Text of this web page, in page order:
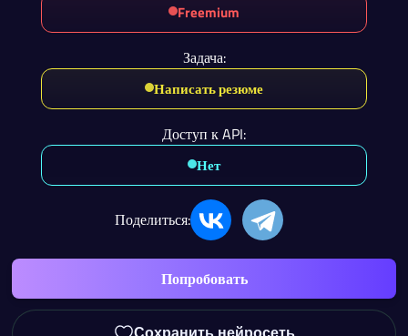
Freemium
Задача:
Написать резюме
Доступ к API:
Нет
Поделиться:
Попробовать
Сохранить нейросеть